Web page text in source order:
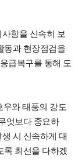
항을 신속히 보
동과 현장점검을
급복구를 통해 도
우와 태풍의 강도
엇보다 중요하
시 신속하게 대
록 최선을 다하겠